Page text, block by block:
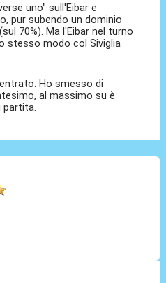
uno" sull'Eibar e
pur subendo un dominio
70%). Ma l'Eibar nel turno
stesso modo col Siviglia
Ho smesso di
al massimo su è
partita.